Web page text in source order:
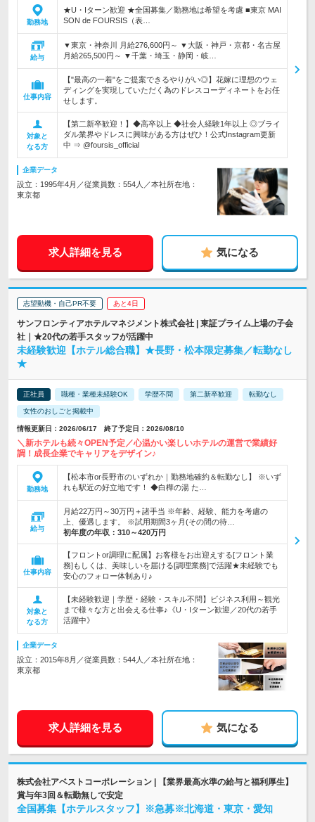
勤務地
★U・Iターン歓迎 ★全国募集／勤務地は希望を考慮 ■東京 MAI
SON de FOURSIS（表…
給与
▼東京・神奈川 月給276,600円～ ▼大阪・神戸・京都・名古屋
月給265,500円～ ▼千葉・埼玉・静岡・岐…
仕事内容
【"最高の一着"をご提案できるやりがい◎】花嫁に理想のウェ
ディングを実現していただく為のドレスコーディネートをお任
せします。
対象と
なる方
【第二新卒歓迎！】◆高卒以上 ◆社会人経験1年以上 ◎ブライ
ダル業界やドレスに興味がある方はぜひ！公式Instagram更新
中 ⇒ @foursis_official
企業データ
設立：1995年4月／従業員数：554人／本社所在地：
東京都
求人詳細を見る 気になる
志望動機・自己PR不要 あと4日
サンフロンティアホテルマネジメント株式会社 | 東証プライム上場の子会
社｜★20代の若手スタッフが活躍中
未経験歓迎【ホテル総合職】★長野・松本限定募集／転勤なし
★
正社員 職種・業種未経験OK 学歴不問 第二新卒歓迎 転勤なし
女性のおしごと掲載中
情報更新日：2026/06/17 終了予定日：2026/08/10
＼新ホテルも続々OPEN予定／心温かい楽しいホテルの運営で業績好
調！成長企業でキャリアをデザイン♪
勤務地
【松本市or長野市のいずれか｜勤務地確約＆転勤なし】 ※いず
れも駅近の好立地です！ ◆白樺の湯 た…
給与
月給22万円～30万円＋諸手当 ※年齢、経験、能力を考慮の
上、優遇します。 ※試用期間3ヶ月(その間の待…
初年度の年収： 310～420万円
仕事内容
【フロントor調理に配属】お客様をお出迎えする[フロント業
務]もしくは、美味しいを届ける[調理業務]で活躍★未経験でも
安心のフォロー体制あり♪
対象と
なる方
【未経験歓迎｜学歴・経験・スキル不問】ビジネス利用～観光
まで様々な方と出会える仕事♪《U・Iターン歓迎／20代の若手
活躍中》
企業データ
設立：2015年8月／従業員数：544人／本社所在地：
東京都
求人詳細を見る 気になる
株式会社アベストコーポレーション | 【業界最高水準の給与と福利厚生】
賞与年3回＆転勤無しで安定
全国募集【ホテルスタッフ】※急募※北海道・東京・愛知